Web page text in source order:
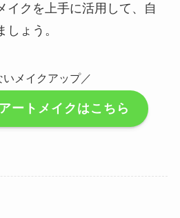
イクを上手に活用して、自
ょう。
いメイクアップ／
ートメイクはこちら